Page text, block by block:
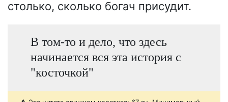
столько, сколько богач присудит.
В том-то и дело, что здесь
начинается вся эта история с
"косточкой"